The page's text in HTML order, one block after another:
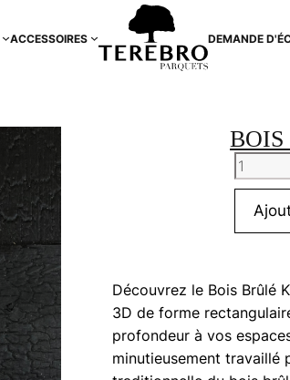
ACCESSOIRES DEMANDE
quantité
de
Bois
Brulé
Découvrez le Bois Brûlé
3D de forme
profondeur à vos
minutieusement travaillé